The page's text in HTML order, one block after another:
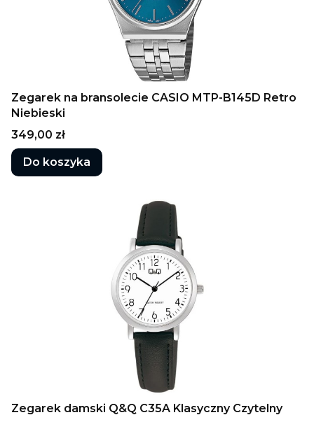
Zegarek na bransolecie CASIO MTP-B145D Retro
Niebieski
Cena
349,00 zł
Do koszyka
Zegarek damski Q&Q C35A Klasyczny Czytelny